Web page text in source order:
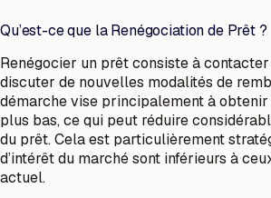
Qu’est-ce que la Renégociation de Prêt ?
Renégocier un prêt consiste à
discuter de nouvelles modalités de
démarche vise principalement à obtenir
plus bas, ce qui peut réduire
du prêt. Cela est particulièrement
d’intérêt du marché sont inférieurs à
actuel.